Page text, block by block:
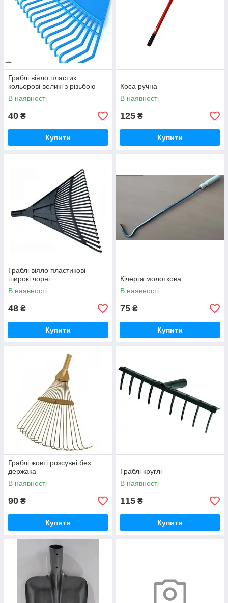
Граблі віяло пластик
кольорові великі з різьбою
В наявності
40 ₴
Купити
Коса ручна
В наявності
125 ₴
Купити
Граблі віяло пластикові
широкі чорні
В наявності
48 ₴
Купити
Кічерга молоткова
В наявності
75 ₴
Купити
Граблі жовті розсувні без
держака
В наявності
90 ₴
Купити
Граблі круглі
В наявності
115 ₴
Купити